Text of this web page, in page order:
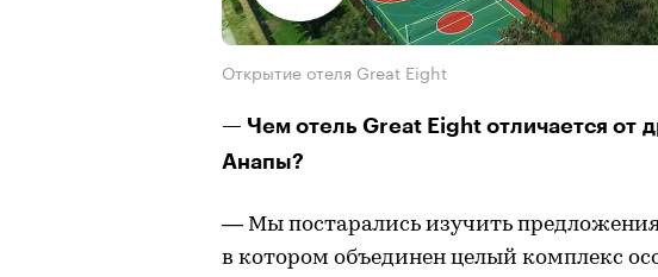
Открытие отеля Great Eight
— Чем отель Great Eight отличается от
Анапы?
— Мы постарались изучить предложения
в котором объединен целый комплекс